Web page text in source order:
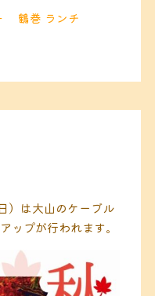
鶴巻 ランチ
）は大山のケーブル
ップが行われます。